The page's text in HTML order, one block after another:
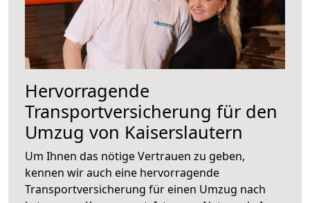
Hervorragende
Transportversicherung für den
Umzug von Kaiserslautern
Um Ihnen das nötige Vertrauen zu geben,
kennen wir auch eine hervorragende
Transportversicherung für einen Umzug nach